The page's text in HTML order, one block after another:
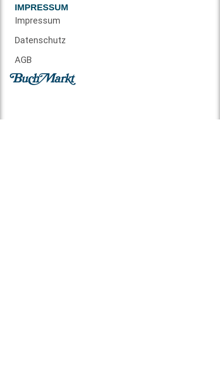
IMPRESSUM
Impressum
Datenschutz
AGB